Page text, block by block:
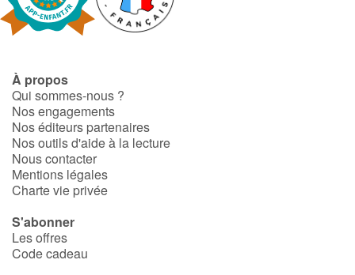
Catalogue anglais
Contraste +
Aide
Accueil
Famille
Écoles
À propos
Qui sommes-nous ?
Nos engagements
Nos éditeurs partenaires
Nos outils d'aide à la lecture
Nous contacter
Mentions légales
Charte vie privée
S'abonner
Les offres
Code cadeau